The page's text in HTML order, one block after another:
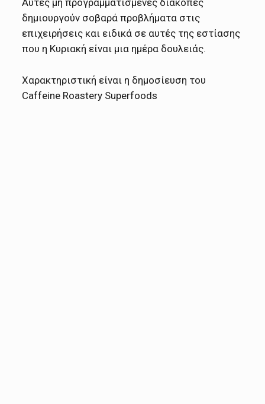
Αυτές μη προγραμματισμένες διακοπές
δημιουργούν σοβαρά προβλήματα στις
επιχειρήσεις και ειδικά σε αυτές της εστίασης
που η Κυριακή είναι μια ημέρα δουλειάς.
Χαρακτηριστική είναι η δημοσίευση του
Caffeine Roastery Superfoods